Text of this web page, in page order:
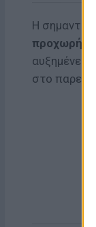
Η
αυξημένες
στο